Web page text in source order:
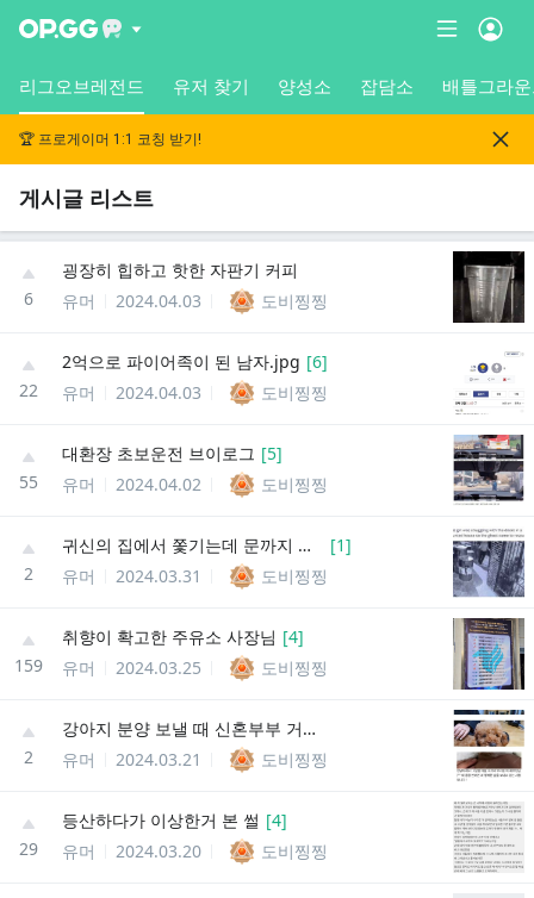
리그오브레전드 유저 찾기 양성소 잡담소 배틀그라
🏆 프로게이머 1:1 코칭 받기!
게시글 리스트
6
굉장히 힙하고 핫한 자판기 커피
유머
2024.04.03 도비찡찡
22
2억으로 파이어족이 된 남자.jpg [6]
유머
2024.04.03 도비찡찡
55
대환장 초보운전 브이로그 [5]
유머
2024.04.02 도비찡찡
2
귀신의 집에서 쫓기는데 문까지 안열림 [1]
유머
2024.03.31 도비찡찡
159
취향이 확고한 주유소 사장님 [4]
유머
2024.03.25 도비찡찡
2
강아지 분양 보낼 때 신혼부부 거르는 이유
유머
2024.03.21 도비찡찡
29
등산하다가 이상한거 본 썰 [4]
유머
2024.03.20 도비찡찡